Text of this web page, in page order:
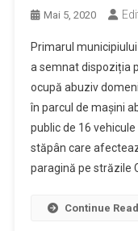
Mai 5, 2020
Primarul
a semnat dispoziția
ocupă abuziv
în parcul de mașini
public de 16
stăpân care
paragină pe străzile
Continue